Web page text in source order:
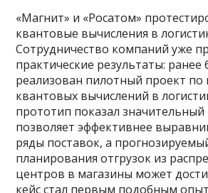
«Магнит» и «Росатом»
квантовые вычисления в
Сотрудничество компаний уже
практические результаты:
реализован пилотный проект
квантовых вычислений в
прототип показал
позволяет эффективнее
ряды поставок, а
планирования отгрузок из
центров в магазины может
кейс стал первым подобным